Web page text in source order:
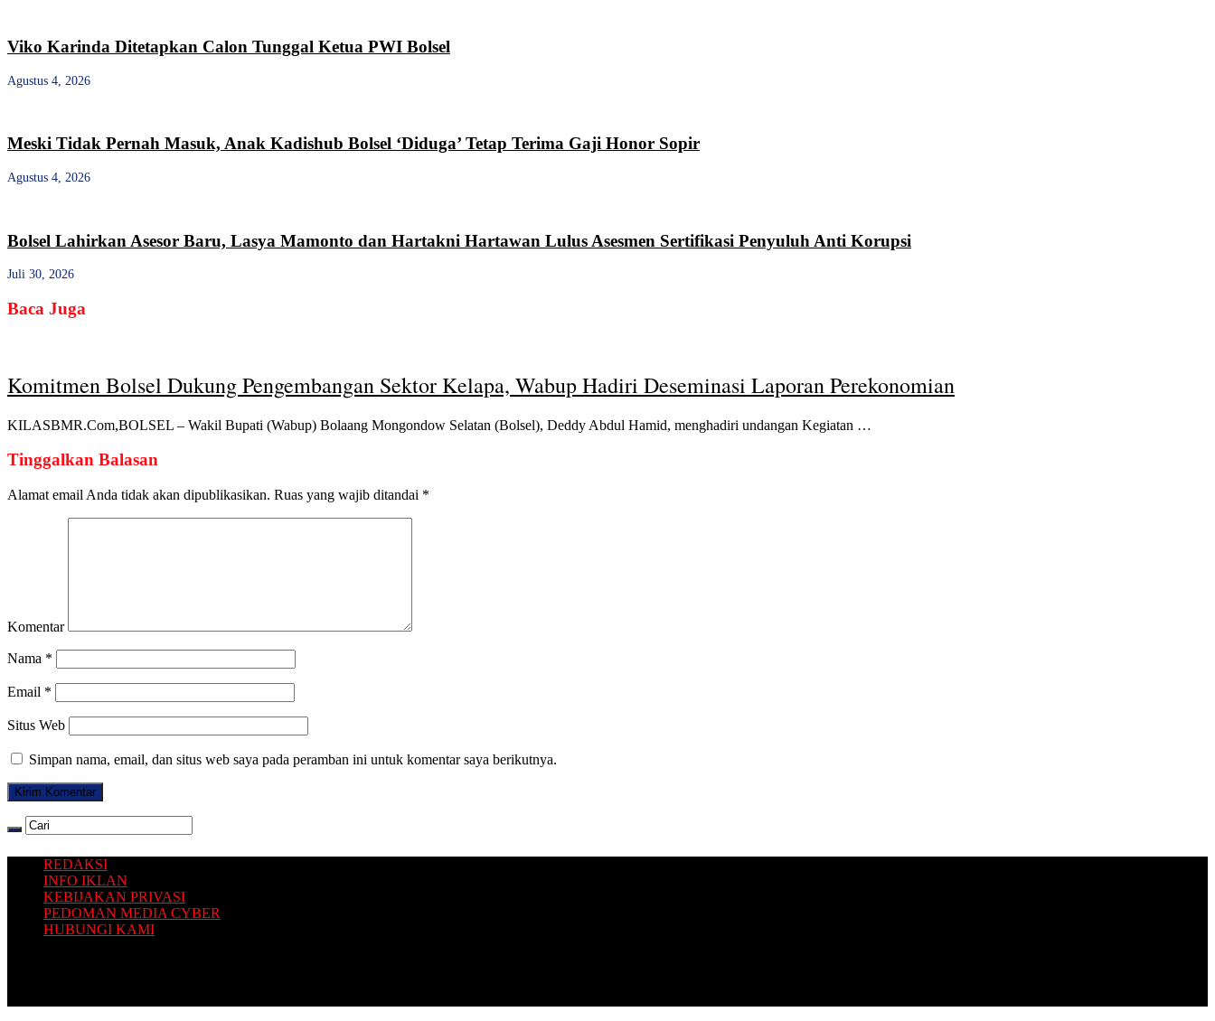
Viko Karinda Ditetapkan Calon Tunggal Ketua PWI Bolsel
Agustus 4, 2026
Meski Tidak Pernah Masuk, Anak Kadishub Bolsel ‘Diduga’ Tetap Terima Gaji Honor Sopir
Agustus 4, 2026
Bolsel Lahirkan Asesor Baru, Lasya Mamonto dan Hartakni Hartawan Lulus Asesmen Sertifikasi Penyuluh Anti Korupsi
Juli 30, 2026
Baca Juga
Komitmen Bolsel Dukung Pengembangan Sektor Kelapa, Wabup Hadiri Deseminasi Laporan Perekonomian
KILASBMR.Com,BOLSEL – Wakil Bupati (Wabup) Bolaang Mongondow Selatan (Bolsel), Deddy Abdul Hamid, menghadiri undangan Kegiatan …
Tinggalkan Balasan
Alamat email Anda tidak akan dipublikasikan. Ruas yang wajib ditandai *
Komentar
Nama *
Email *
Situs Web
Simpan nama, email, dan situs web saya pada peramban ini untuk komentar saya berikutnya.
REDAKSI
INFO IKLAN
KEBIJAKAN PRIVASI
PEDOMAN MEDIA CYBER
HUBUNGI KAMI